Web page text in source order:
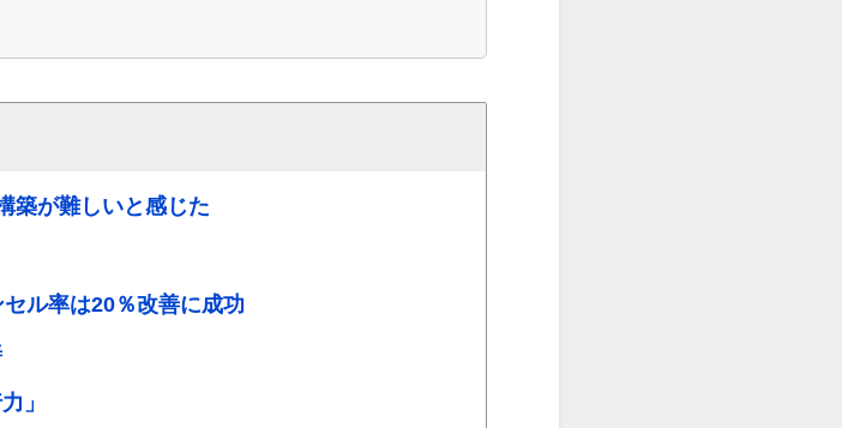
築が難しいと感じた
ル率は20％改善に成功
」